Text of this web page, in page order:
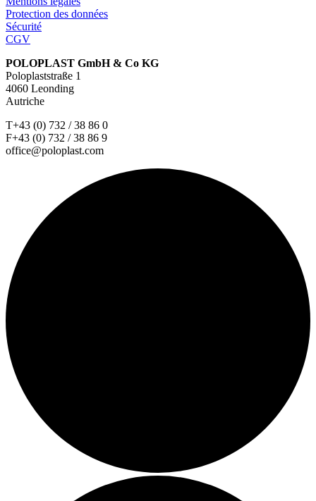
Protection des données
Sécurité
CGV
POLOPLAST GmbH & Co KG
Poloplaststraße 1
4060 Leonding
Autriche
T+43 (0) 732 / 38 86 0
F+43 (0) 732 / 38 86 9
office@poloplast.com